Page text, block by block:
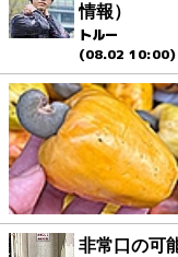
情報）
トルー
(08.02 10:00)
非常口の可